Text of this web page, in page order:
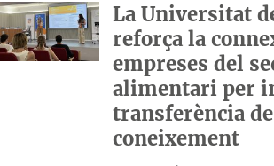
La Universitat
reforça la
empreses del
alimentari per
transferència de
coneixement